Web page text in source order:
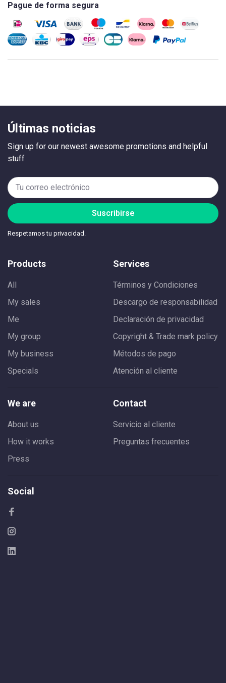
Pague de forma segura
Últimas noticias
Sign up for our newest awesome promotions and helpful
stuff
Suscribirse
Respetamos tu privacidad.
Products
All
My sales
Me
My group
My business
Specials
Services
Términos y Condiciones
Descargo de responsabilidad
Declaración de privacidad
Copyright & Trade mark policy
Métodos de pago
Atención al cliente
We are
About us
How it works
Press
Contact
Servicio al cliente
Preguntas frecuentes
Social